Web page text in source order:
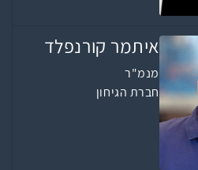
איתמר קורנפלד
מנמ"ר
חברת הגיחון